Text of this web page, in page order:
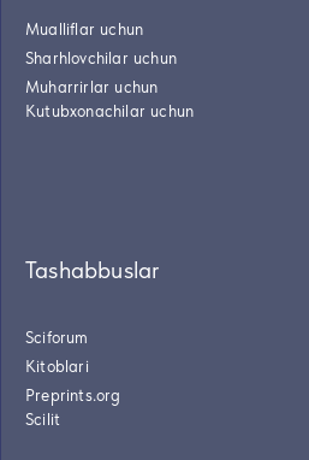
Mualliflar uchun
Sharhlovchilar uchun
Muharrirlar uchun
Kutubxonachilar uchun
Tashabbuslar
Sciforum
Kitoblari
Preprints.org
Scilit